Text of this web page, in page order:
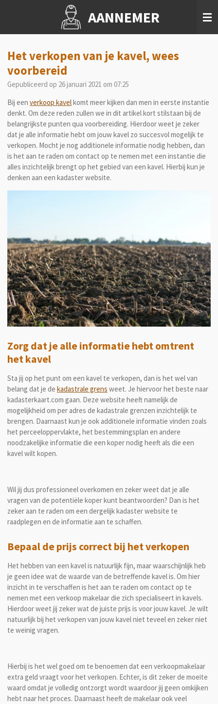
hoofdinhoud
AANNEMER
Het verkopen van je kavel, wees
voorbereid
Gepubliceerd op 26 januari 2021 om 07:25
Bij een verkoop kavelkomt meer kijken dan men in eerste instantie
denkt. Om deze reden zullen we in dit artikel kort stilstaan bij de
belangrijkste punten qua voorbereiding. Hierdoor weet je zeker
dat je alle informatie hebt om jouw kavel zo succesvol mogelijk te
verkopen. Mocht je nog additionele informatie nodig hebben, dan
is het aan te raden om contact op te nemen met een instantie die
alles inzichtelijk brengt op het gebied van een kavel. Hierbij kun je
denken aan een kadaster website.
Zorg dat je alle informatie hebt omtrent
het kavel
Sta jij op het punt om een kavel te verkopen, dan is het wel van
belang dat je de kadastrale grens weet. Je hiervoor het beste naar
kadasterkaart.com gaan. Deze website heeft namelijk de
mogelijkheid om per adres de kadastrale grenzen inzichtelijk te
brengen. Daarnaast kun je ook additionele informatie vinden zoals
het perceeloppervlakte, het bestemmingsplan en andere
noodzakelijke informatie die een koper nodig heeft als die een
kavel wilt kopen.
Wil jij dus professioneel overkomen en zeker weet dat je alle
vragen van de potentiële koper kunt beantwoorden? Dan is het
zeker aan te raden om een dergelijk kadaster website te
raadplegen en de informatie aan te schaffen.
Bepaal de prijs correct bij het verkopen
Het hebben van een kavel is natuurlijk fijn, maar waarschijnlijk heb
je geen idee wat de waarde van de betreffende kavel is. Om hier
inzicht in te verschaffen is het aan te raden om contact op te
nemen met een verkoop makelaar die zich specialiseert in kavels.
Hierdoor weet jij zeker wat de juiste prijs is voor jouw kavel. Je wilt
natuurlijk bij het verkopen van jouw kavel niet teveel en zeker niet
te weinig vragen.
Hierbij is het wel goed om te benoemen dat een verkoopmakelaar
extra geld vraagt voor het verkopen. Echter, is dit zeker de moeite
waard omdat je volledig ontzorgt wordt waardoor jij geen omkijken
hebt naar het proces. Daarnaast heeft de makelaar ook veel